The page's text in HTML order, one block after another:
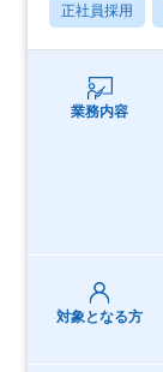
正社員採用
業務内容
対象となる方